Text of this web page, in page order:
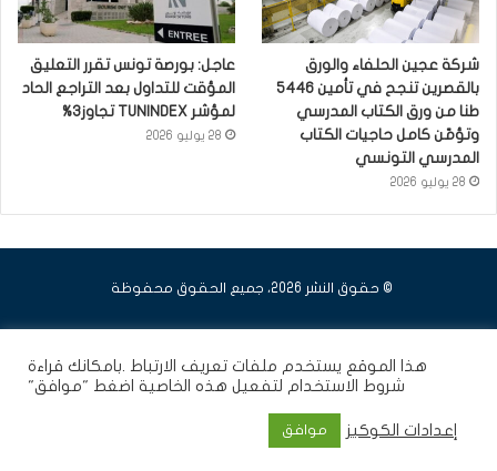
شركة عجين الحلفاء والورق
بالقصرين تنجح في تأمين 5446
طنا من ورق الكتاب المدرسي
وتؤمّن كامل حاجيات الكتاب
المدرسي التونسي
28 يوليو 2026
عاجل: بورصة تونس تقرر التعليق
المؤقت للتداول بعد التراجع الحاد
لمؤشر TUNINDEX تجاوز3%
28 يوليو 2026
© حقوق النشر 2026، جميع الحقوق محفوظة
هذا الموقع يستخدم ملفات تعريف الارتباط .بامكانك قراءة
شروط الاستخدام لتفعيل هذه الخاصية اضغط "موافق"
إعدادات الكوكيز موافق